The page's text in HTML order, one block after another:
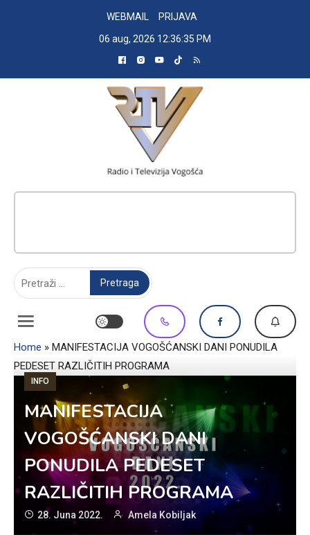
WEBMAIL
PRIJAVA
06 aug, 2026 12:36:36 PM
Home » MANIFESTACIJA VOGOŠĆANSKI DANI PONUDILA
PEDESET RAZLIČITIH PROGRAMA
INFO
MANIFESTACIJA
VOGOŠĆANSKI DANI
PONUDILA PEDESET
RAZLIČITIH PROGRAMA
28. Juna 2022. Amela Kobiljak